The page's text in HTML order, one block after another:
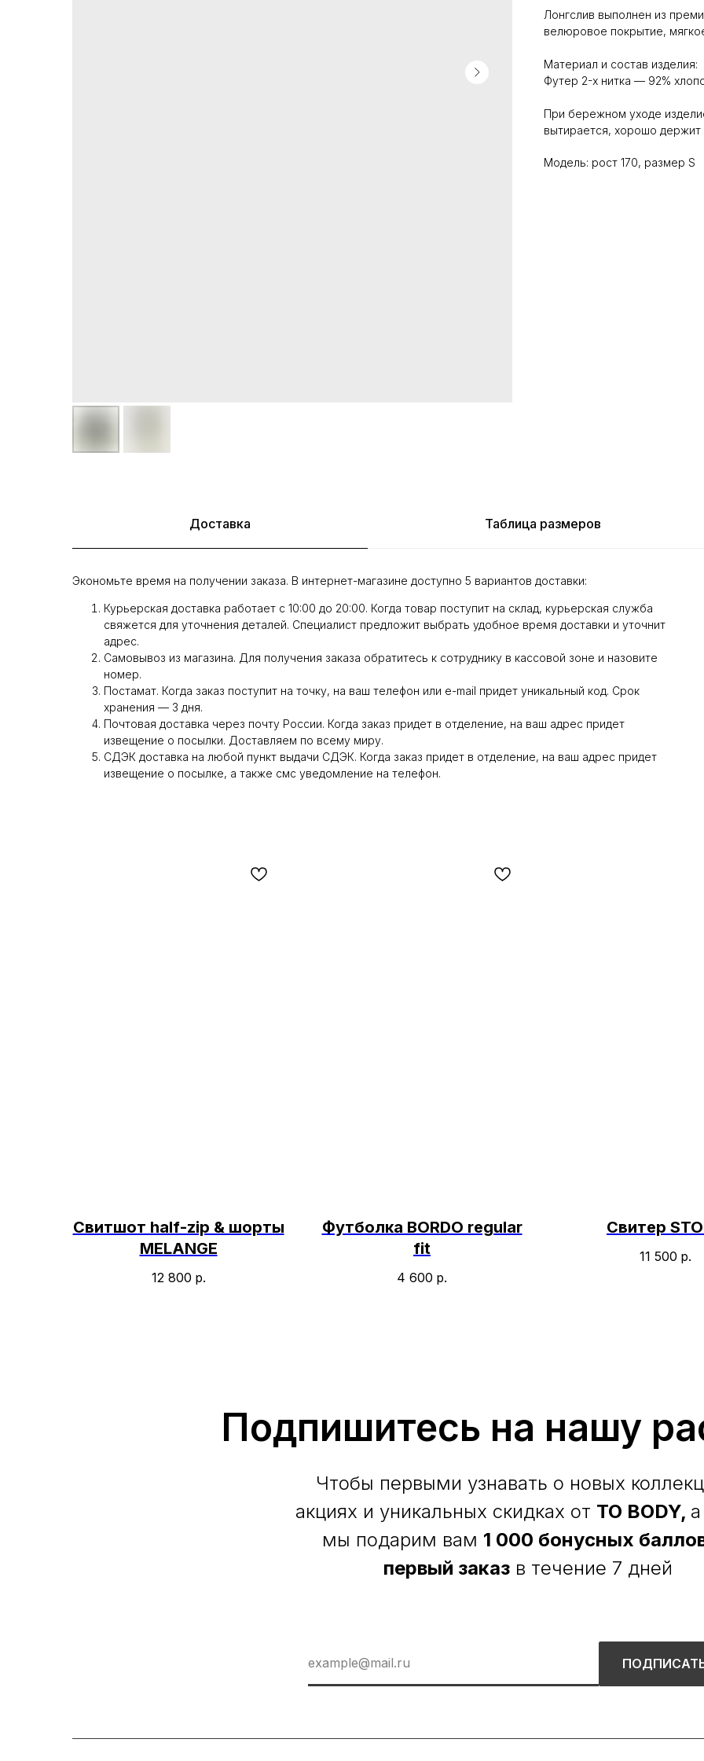
Лонгслив выполнен из
велюровое покрытие,
Материал и состав изделия:
Футер 2-х нитка — 92%
При бережном уходе
вытирается, хорошо держит
Модель: рост 170, размер S
Доставка Таблица размеров
Экономьте время на получении заказа. В интернет-магазине доступно 5 вариантов доставки:
Курьерская доставка работает с 10:00 до 20:00. Когда товар поступит на склад, курьерская служба
свяжется для уточнения деталей. Специалист предложит выбрать удобное время доставки и уточнит
адрес.
Самовывоз из магазина. Для получения заказа обратитесь к сотруднику в кассовой зоне и назовите
номер.
Постамат. Когда заказ поступит на точку, на ваш телефон или e-mail придет уникальный код. Срок
хранения — 3 дня.
Почтовая доставка через почту России. Когда заказ придет в отделение, на ваш адрес придет
извещение о посылки. Доставляем по всему миру.
СДЭК доставка на любой пункт выдачи СДЭК. Когда заказ придет в отделение, на ваш адрес придет
извещение о посылке, а также смс уведомление на телефон.
Свитшот half-zip & шорты
MELANGE
12 800 р.
Футболка BORDO regular
fit
4 600 р.
Свитер
11 500 р.
Подпишитесь на нашу
Чтобы первыми узнавать о новых
акциях и уникальных скидках от TO BODY,
мы подарим вам 1 000 бонусных
первый заказ в течение 7 дней